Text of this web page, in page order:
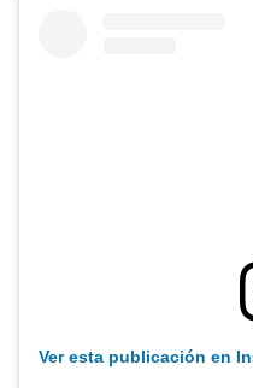
Ver esta publicación en